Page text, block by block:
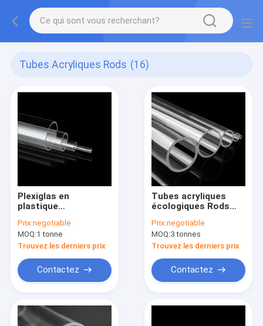
Tubes Acryliques Rods (16)
Plexiglas en
plastique
mm
Prix:negotiable
MOQ:1 tonne
Trouvez les derniers prix
Contactez
Tubes acryliques
écologiques Rods
600mm 700mm
800mm 1000mm
Prix:negotiable
MOQ:3 tonnes
Trouvez les derniers prix
Contactez